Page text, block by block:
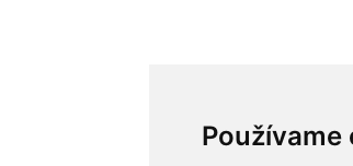
Používame